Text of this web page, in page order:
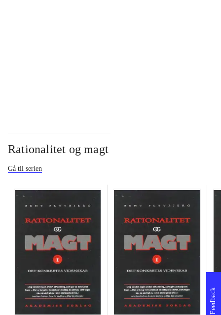
Rationalitet og magt
Gå til serien
Feedback